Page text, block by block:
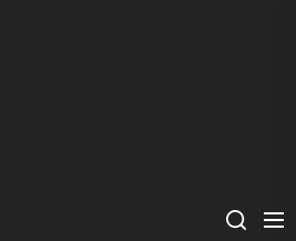
Search